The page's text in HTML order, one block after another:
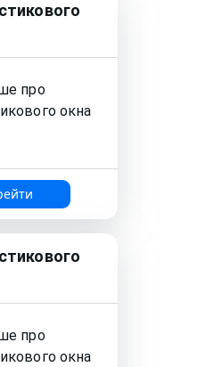
про
окна
про
окна